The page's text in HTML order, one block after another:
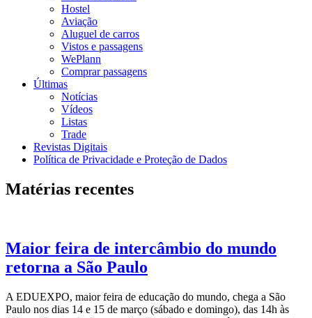
Hostel
Aviação
Aluguel de carros
Vistos e passagens
WePlann
Comprar passagens
Últimas
Notícias
Vídeos
Listas
Trade
Revistas Digitais
Política de Privacidade e Proteção de Dados
Matérias recentes
Maior feira de intercâmbio do mundo
retorna a São Paulo
A EDUEXPO, maior feira de educação do mundo, chega a São
Paulo nos dias 14 e 15 de março (sábado e domingo), das 14h às